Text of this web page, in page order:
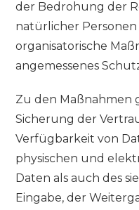
der Bedrohung der
natürlicher
organisatorische
angemessenes
Zu den Maßnahmen
Sicherung der
Verfügbarkeit von
physischen und
Daten als auch des
Eingabe, der